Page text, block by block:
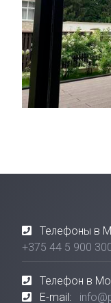
Телефоны в
+375 44 5 900
Телефон в
E-mail: